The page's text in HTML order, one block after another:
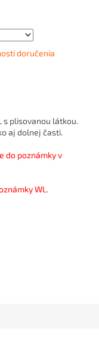
doručenia
s plisovanou látkou.
aj dolnej časti.
do poznámky v
WL.